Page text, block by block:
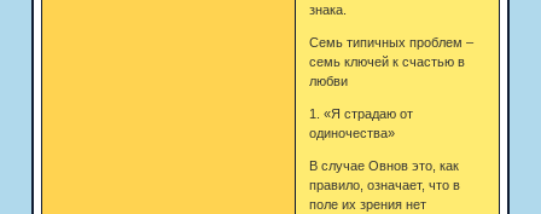
знака.
Семь типичных проблем –
семь ключей к счастью в
любви
1. «Я страдаю от
одиночества»
В случае Овнов это, как
правило, означает, что в
поле их зрения нет